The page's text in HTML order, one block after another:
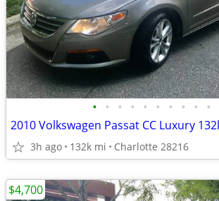
• • • • • • • • • •
3h ago 132k mi Charlotte 28216
$4,700